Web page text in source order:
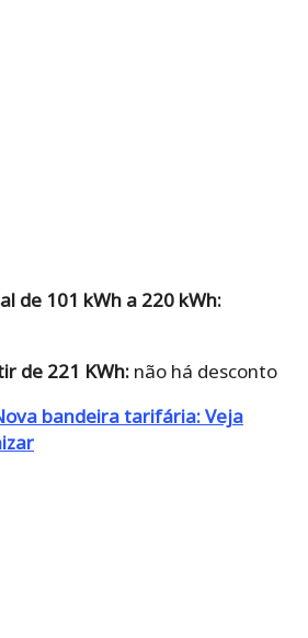
de 101 kWh a 220 kWh:
de 221 KWh: não há desconto
bandeira tarifária: Veja